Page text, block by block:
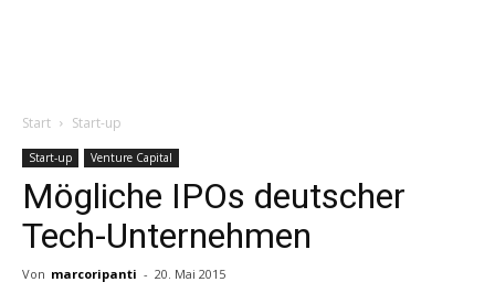
Start Start-up
Start-up Venture Capital
Mögliche IPOs deutscher
Tech-Unternehmen
Von marcoripanti - 20. Mai 2015